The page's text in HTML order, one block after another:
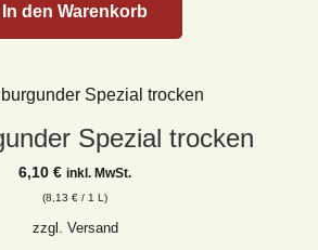
In den Warenkorb
Spezial trocken
6,10 € inkl. MwSt.
(8,13 € / 1 L)
zzgl. Versand